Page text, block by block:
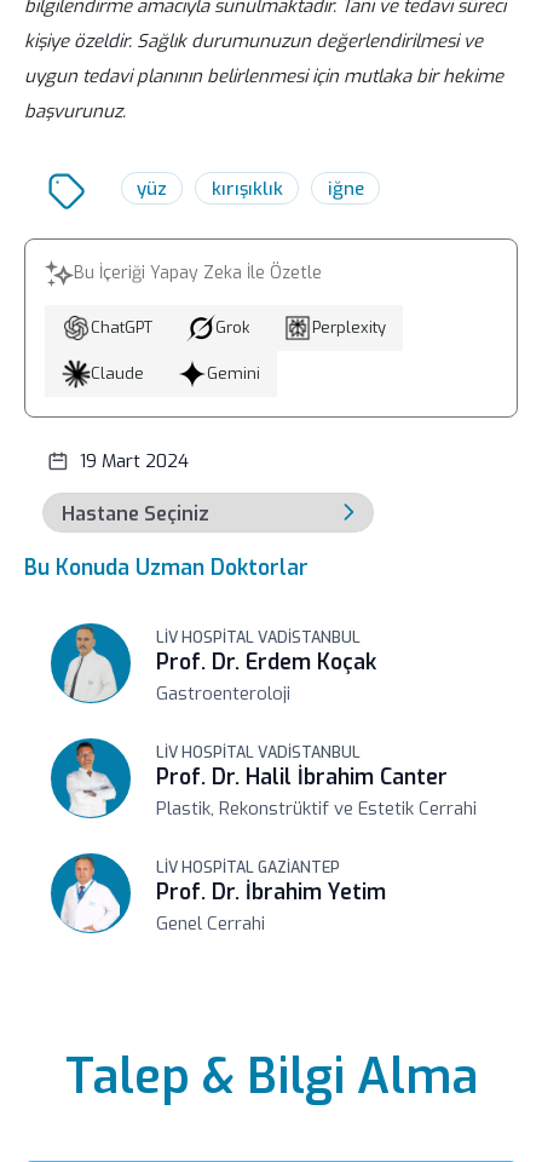
kaçınmak, alkol tüketmemek ve kanama
riskini artıracak ilaç kullanımından
kaçınmak tavsiye edilir.
bilgilendirme amacıyla sunulmaktadır. Tanı ve tedavi süreci
kişiye özeldir. Sağlık durumunuzun değerlendirilmesi ve
uygun tedavi planının belirlenmesi için mutlaka bir hekime
başvurunuz.
yüz kırışıklık iğne
Bu İçeriği Yapay Zeka İle Özetle
ChatGPT Grok Perplexity
Claude Gemini
19 Mart 2024
Bu Konuda Uzman Doktorlar
LIV HOSPITAL VADISTANBUL
Prof. Dr. Erdem Koçak
Gastroenteroloji
LIV HOSPITAL VADISTANBUL
Prof. Dr. Halil İbrahim Canter
Plastik, Rekonstrüktif ve Estetik Cerrahi
LIV HOSPITAL GAZIANTEP
Prof. Dr. İbrahim Yetim
Genel Cerrahi
Talep & Bilgi Alma